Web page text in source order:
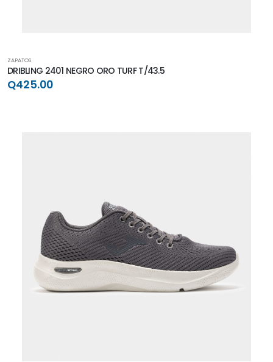
ZAPATOS
DRIBLING 2401 NEGRO ORO TURF T/43.5
Q425.00